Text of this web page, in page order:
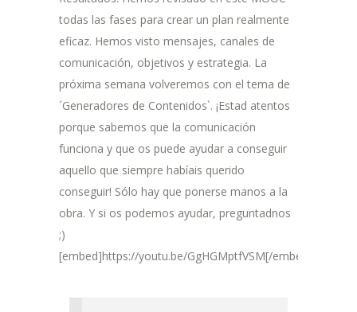
todas las fases para crear un plan realmente
eficaz. Hemos visto mensajes, canales de
comunicación, objetivos y estrategia. La
próxima semana volveremos con el tema de
´Generadores de Contenidos`. ¡Estad atentos
porque sabemos que la comunicación
funciona y que os puede ayudar a conseguir
aquello que siempre habíais querido
conseguir! Sólo hay que ponerse manos a la
obra. Y si os podemos ayudar, preguntadnos
;)
[embed]https://youtu.be/GgHGMptfVSM[/embed]...